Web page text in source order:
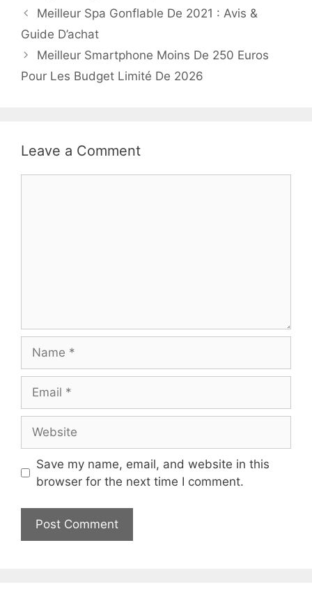
Meilleur Spa Gonflable De 2021 : Avis &
Guide D’achat
Meilleur Smartphone Moins De 250 Euros
Pour Les Budget Limité De 2026
Leave a Comment
Save my name, email, and website in this
browser for the next time I comment.